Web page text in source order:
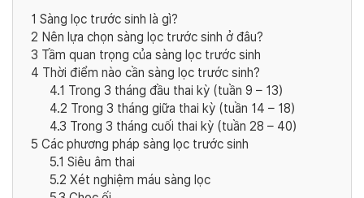
1 Sàng lọc trước sinh là gì?
2 Nên lựa chọn sàng lọc trước sinh ở đâu?
3 Tầm quan trọng của sàng lọc trước sinh
4 Thời điểm nào cần sàng lọc trước sinh?
4.1 Trong 3 tháng đầu thai kỳ (tuần 9 – 13)
4.2 Trong 3 tháng giữa thai kỳ (tuần 14 – 18)
4.3 Trong 3 tháng cuối thai kỳ (tuần 28 – 40)
5 Các phương pháp sàng lọc trước sinh
5.1 Siêu âm thai
5.2 Xét nghiệm máu sàng lọc